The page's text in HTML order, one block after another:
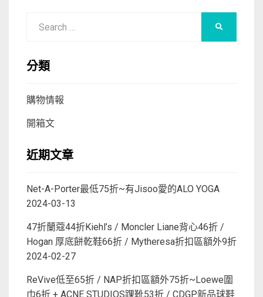
分類
購物情報
開箱文
近期文章
Net-A-Porter最低75折~有Jisoo愛的ALO YOGA
2024-03-13
47折蘭蔻44折Kiehl’s / Moncler Liane背心46折 /
Hogan 厚底餅乾鞋66折 / Mytheresa折扣區額外9折
2024-02-27
ReVive低至65折 / NAP折扣區額外75折~Loewe圍
巾6折 + ACNE STUDIOS踝靴53折 / CDGP新品球鞋